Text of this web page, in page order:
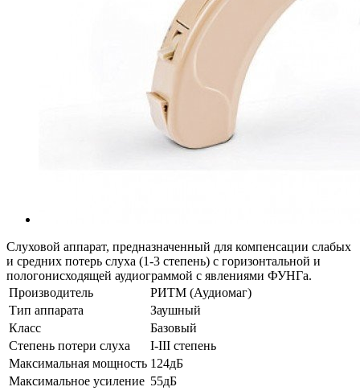
Слуховой аппарат, предназначенный для компенсации слабых
и средних потерь слуха (1-3 степень) с горизонтальной и
пологонисходящей аудиограммой с явлениями ФУНГа.
Производитель
РИТМ (Аудиомаг)
Тип аппарата
Заушный
Класс
Базовый
Степень потери слуха
I-III степень
Максимальная мощность 124дБ
Максимальное усиление 55дБ